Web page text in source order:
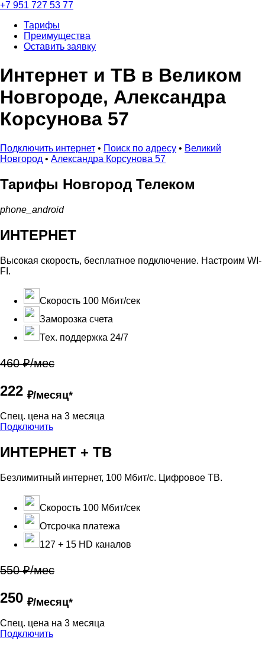
+7 951 727 53 77
Тарифы
Преимущества
Оставить заявку
Интернет и ТВ в Великом
Новгороде, Александра
Корсунова 57
Подключить интернет • Поиск по адресу • Великий
Новгород • Александра Корсунова 57
Тарифы Новгород Телеком
phone_android
ИНТЕРНЕТ
Высокая скорость, бесплатное подключение. Настроим WI-
FI.
Скорость 100 Мбит/сек
Заморозка счета
Тех. поддержка 24/7
460 ₽/мес
222 ₽/месяц*
Cпец. цена на 3 месяца
Подключить
ИНТЕРНЕТ + ТВ
Безлимитный интернет, 100 Мбит/с. Цифровое ТВ.
Скорость 100 Мбит/сек
Отсрочка платежа
127 + 15 HD каналов
550 ₽/мес
250 ₽/месяц*
Cпец. цена на 3 месяца
Подключить